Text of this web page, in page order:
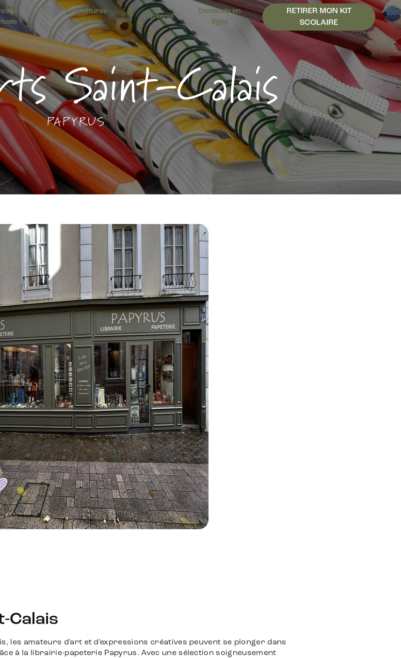
Fournitures
scolaires
Carterie
Demande en
ligne
RETIRER MON KIT
SCOLAIRE
Saint-Calais
PAPYRUS
Calais
les amateurs d'art et d'expressions créatives peuvent se plonger dans
à la librairie-papeterie Papyrus. Avec une sélection soigneusement